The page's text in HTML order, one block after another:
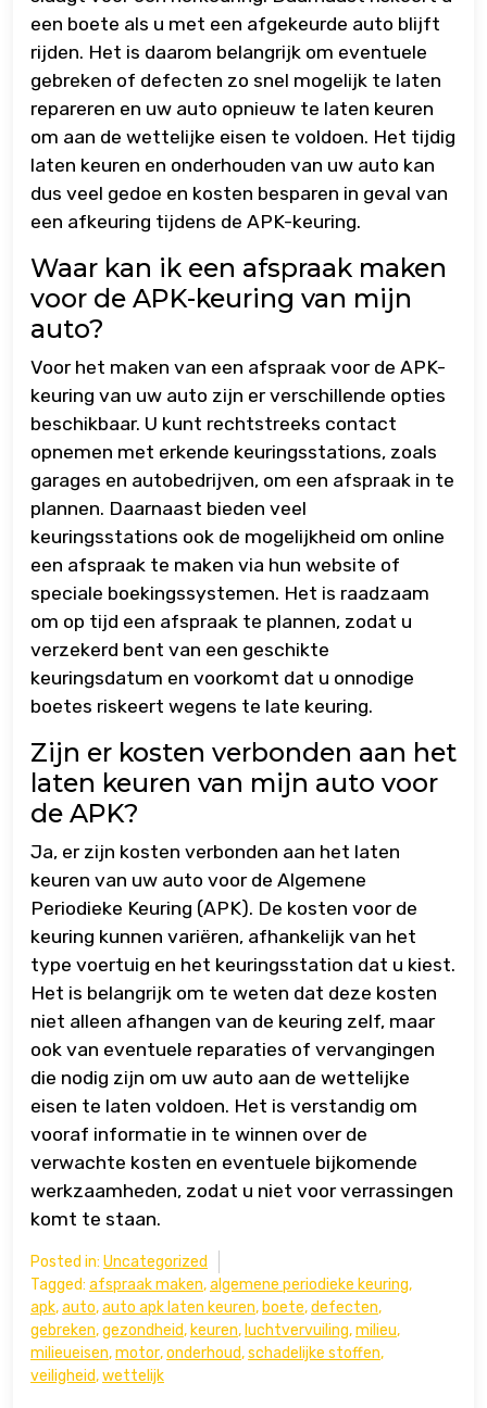
een boete als u met een afgekeurde auto blijft
rijden. Het is daarom belangrijk om eventuele
gebreken of defecten zo snel mogelijk te laten
repareren en uw auto opnieuw te laten keuren
om aan de wettelijke eisen te voldoen. Het tijdig
laten keuren en onderhouden van uw auto kan
dus veel gedoe en kosten besparen in geval van
een afkeuring tijdens de APK-keuring.
Waar kan ik een afspraak maken
voor de APK-keuring van mijn
auto?
Voor het maken van een afspraak voor de APK-
keuring van uw auto zijn er verschillende opties
beschikbaar. U kunt rechtstreeks contact
opnemen met erkende keuringsstations, zoals
garages en autobedrijven, om een afspraak in te
plannen. Daarnaast bieden veel
keuringsstations ook de mogelijkheid om online
een afspraak te maken via hun website of
speciale boekingssystemen. Het is raadzaam
om op tijd een afspraak te plannen, zodat u
verzekerd bent van een geschikte
keuringsdatum en voorkomt dat u onnodige
boetes riskeert wegens te late keuring.
Zijn er kosten verbonden aan het
laten keuren van mijn auto voor
de APK?
Ja, er zijn kosten verbonden aan het laten
keuren van uw auto voor de Algemene
Periodieke Keuring (APK). De kosten voor de
keuring kunnen variëren, afhankelijk van het
type voertuig en het keuringsstation dat u kiest.
Het is belangrijk om te weten dat deze kosten
niet alleen afhangen van de keuring zelf, maar
ook van eventuele reparaties of vervangingen
die nodig zijn om uw auto aan de wettelijke
eisen te laten voldoen. Het is verstandig om
vooraf informatie in te winnen over de
verwachte kosten en eventuele bijkomende
werkzaamheden, zodat u niet voor verrassingen
komt te staan.
Posted in: Uncategorized
Tagged: afspraak maken,algemene periodieke keuring,
apk,auto,auto apk laten keuren, boete,defecten,
gebreken,gezondheid, keuren, luchtvervuiling,milieu,
milieueisen,motor,onderhoud,schadelijke stoffen,
veiligheid,wettelijk